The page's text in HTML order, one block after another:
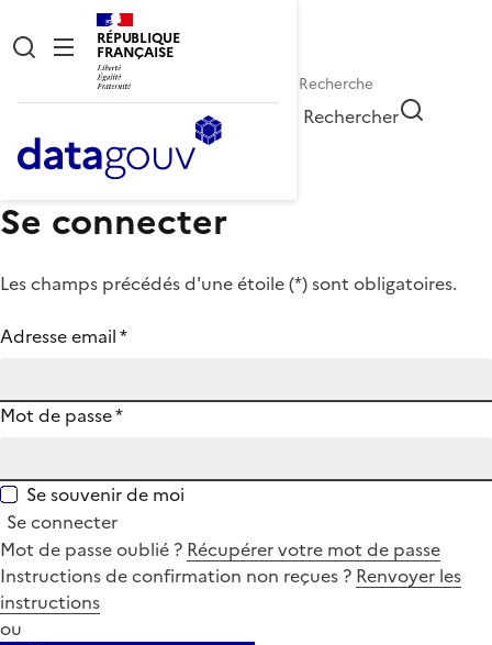
RÉPUBLIQUE
FRANÇAISE
Rechercher
Se connecter
Les champs précédés d'une étoile (*) sont obligatoires.
Adresse email*
Mot de passe*
Se souvenir de moi
Se connecter
Mot de passe oublié ? Récupérer votre mot de passe
Instructions de confirmation non reçues ? Renvoyer les
instructions
ou